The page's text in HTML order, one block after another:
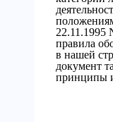
22.11.1995
правила
в нашей
документ
принципы